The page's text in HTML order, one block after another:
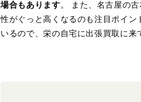
場合もあります。 また、名古屋の
性がぐっと高くなるのも注目ポイ
いるので、栄の自宅に出張買取に来